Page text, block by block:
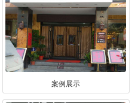
案例展示